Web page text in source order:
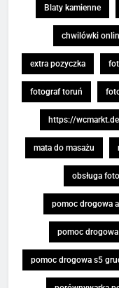
Blaty kamienne
chwilówki
extra pozyczka
fotograf toruń
https://wcmarkt.de
mata do masażu
obsługa
pomoc drogowa
pomoc
pomoc drogowa s5